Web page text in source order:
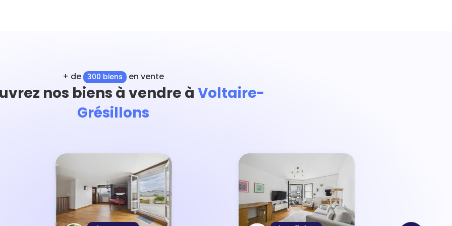
+ de 300 biens en vente
nos biens à vendre à Voltaire-
Grésillons